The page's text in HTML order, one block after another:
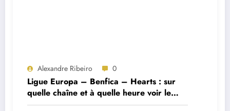
Alexandre Ribeiro 0
Ligue Europa – Benfica – Hearts : sur
quelle chaîne et à quelle heure voir le
match ?